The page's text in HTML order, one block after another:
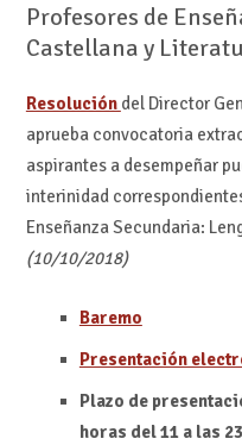
Profesores de
Castellana y
Resolución del Director
aprueba convocatoria
aspirantes a desempeñar
interinidad
Enseñanza Secundaria:
(10/10/2018)
Baremo
Presentación
Plazo de
horas del 11 a las